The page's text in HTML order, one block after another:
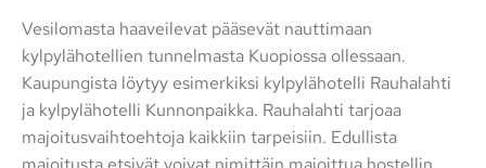
Vesilomasta haaveilevat pääsevät nauttimaan
kylpylähotellien tunnelmasta Kuopiossa ollessaan.
Kaupungista löytyy esimerkiksi kylpylähotelli Rauhalahti
ja kylpylähotelli Kunnonpaikka. Rauhalahti tarjoaa
majoitusvaihtoehtoja kaikkiin tarpeisiin. Edullista